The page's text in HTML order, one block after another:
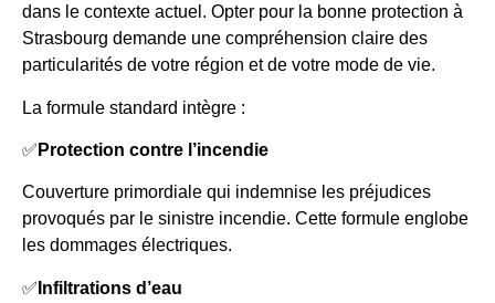
dans le contexte actuel. Opter pour la bonne protection à
Strasbourg demande une compréhension claire des
particularités de votre région et de votre mode de vie.
La formule standard intègre :
✅ Protection contre l’incendie
Couverture primordiale qui indemnise les préjudices
provoqués par le sinistre incendie. Cette formule englobe
les dommages électriques.
✅ Infiltrations d’eau